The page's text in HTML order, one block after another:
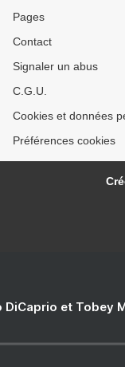
Pages
Contact
Signaler un abus
C.G.U.
Cookies et données
Préférences cookies
DiCaprio et Tobey